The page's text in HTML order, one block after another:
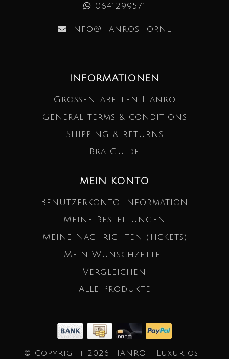
0641299571
info@hanroshop.nl
INFORMATIONEN
Größentabellen Hanro
General terms & conditions
Shipping & returns
Bra Guide
MEIN KONTO
Benutzerkonto Information
Meine Bestellungen
Meine Nachrichten (Tickets)
Mein Wunschzettel
Vergleichen
Alle Produkte
© Copyright 2026 HANRO | Luxuriös |